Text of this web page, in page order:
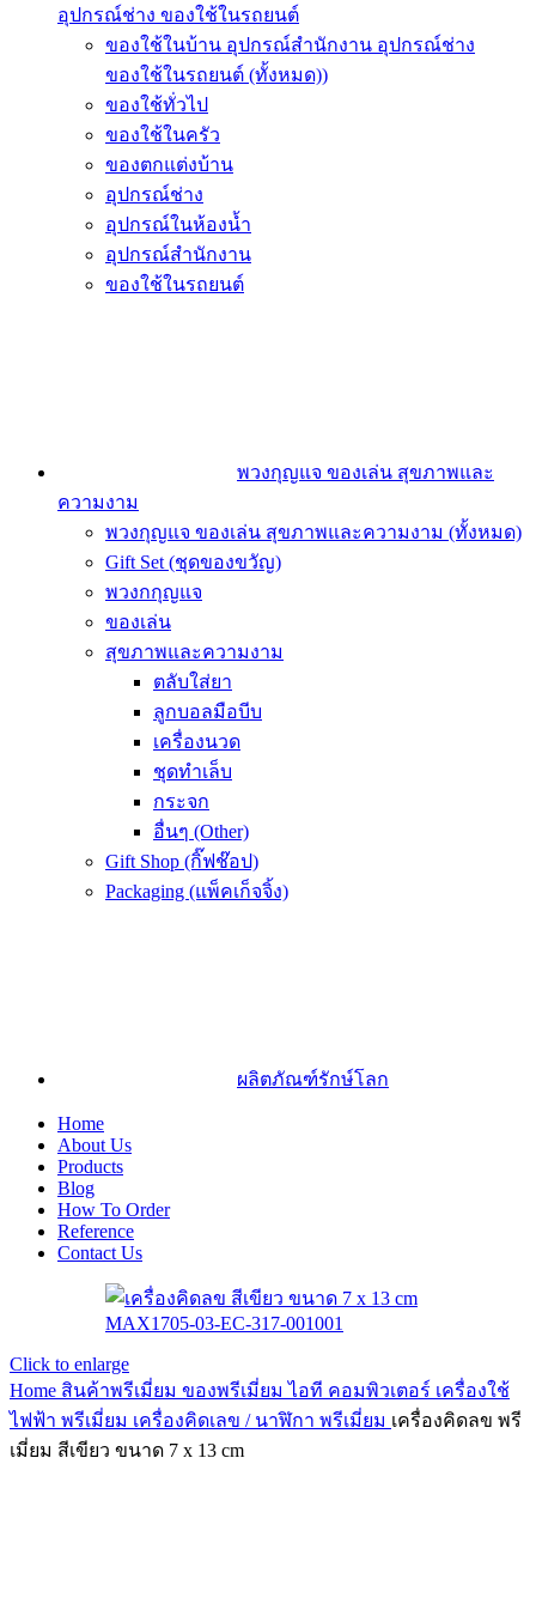
อุปกรณ์ช่าง ของใช้ในรถยนต์
ของใช้ในบ้าน อุปกรณ์สำนักงาน อุปกรณ์ช่าง
ของใช้ในรถยนต์ (ทั้งหมด))
ของใช้ทั่วไป
ของใช้ในครัว
ของตกแต่งบ้าน
อุปกรณ์ช่าง
อุปกรณ์ในห้องน้ำ
อุปกรณ์สำนักงาน
ของใช้ในรถยนต์
พวงกุญแจ ของเล่น สุขภาพและ
ความงาม
พวงกุญแจ ของเล่น สุขภาพและความงาม (ทั้งหมด)
Gift Set (ชุดของขวัญ)
พวงกกุญแจ
ของเล่น
สุขภาพและความงาม
ตลับใส่ยา
ลูกบอลมือบีบ
เครื่องนวด
ชุดทำเล็บ
กระจก
อื่นๆ (Other)
Gift Shop (กิ๊ฟช๊อป)
Packaging (แพ็คเก็จจิ้ง)
ผลิตภัณฑ์รักษ์โลก
Home
About Us
Products
Blog
How To Order
Reference
Contact Us
Click to enlarge
Home สินค้าพรีเมี่ยม ของพรีเมี่ยมไอที คอมพิวเตอร์ เครื่องใช้
ไฟฟ้า พรีเมี่ยม เครื่องคิดเลข / นาฬิกา พรีเมี่ยม เครื่องคิดลข พรี
เมี่ยม สีเขียว ขนาด 7 x 13 cm